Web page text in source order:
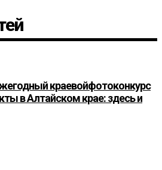
краевойфотоконкурс
в Алтайском крае: здесь и